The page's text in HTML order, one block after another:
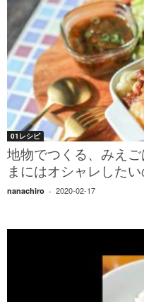
01レシピ
地物でつくる、みえ
まにはオシャレした
nanachiro - 2020-02-17